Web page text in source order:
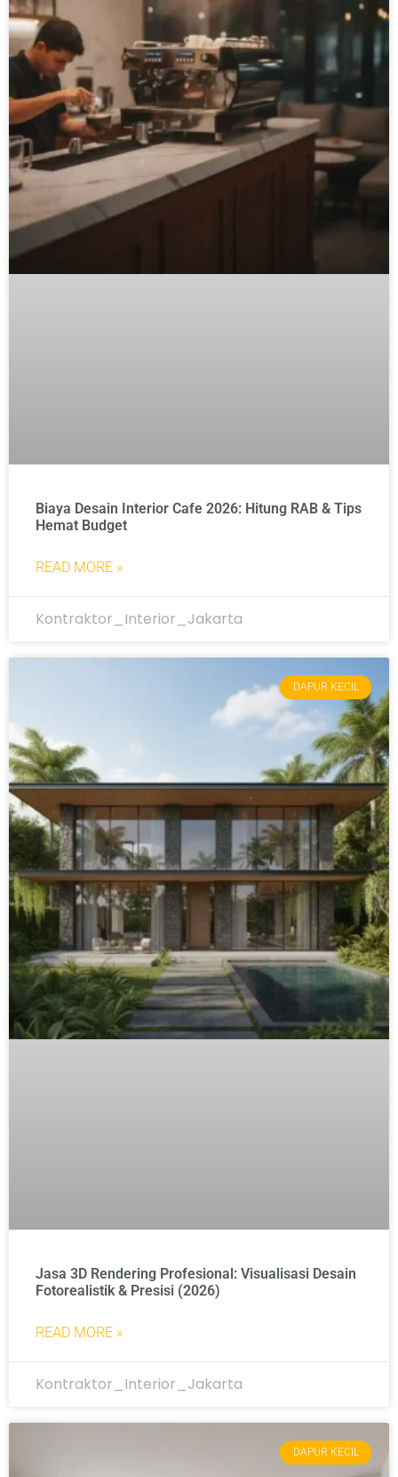
Biaya Desain Interior Cafe 2026: Hitung RAB & Tips
Hemat Budget
READ MORE »
Kontraktor_Interior_Jakarta
DAPUR KECIL
Jasa 3D Rendering Profesional: Visualisasi Desain
Fotorealistik & Presisi (2026)
READ MORE »
Kontraktor_Interior_Jakarta
DAPUR KECIL